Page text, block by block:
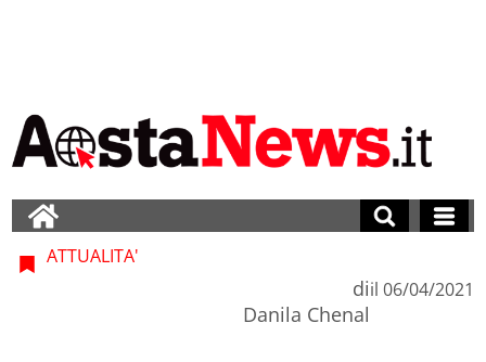
ATTUALITA'
di
Danila Chenal
il 06/04/2021